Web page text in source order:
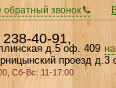
обратный звонок
40-91,
д.5 оф. 409
проезд д.3
Сб-Вс: 11-17:00